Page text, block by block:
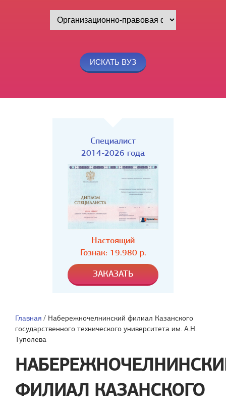
Специалист
2014-2026 года
Настоящий
Гознак: 19.980 р.
Главная / Набережночелнинский филиал Казанского
государственного технического университета им. А.Н.
Туполева
ФИЛИАЛ КАЗАНСКОГО